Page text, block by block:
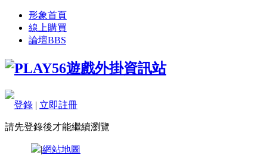
形象首頁
線上購買
論壇BBS
登錄 | 立即註冊
請先登錄後才能繼續瀏覽
|網站地圖